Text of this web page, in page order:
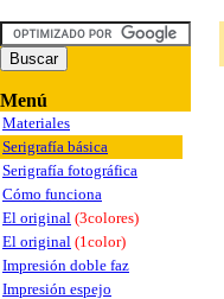
Menú
Materiales
Serigrafía básica
Serigrafía fotográfica
Cómo funciona
El original (3colores)
El original (1color)
Impresión doble faz
Impresión espejo